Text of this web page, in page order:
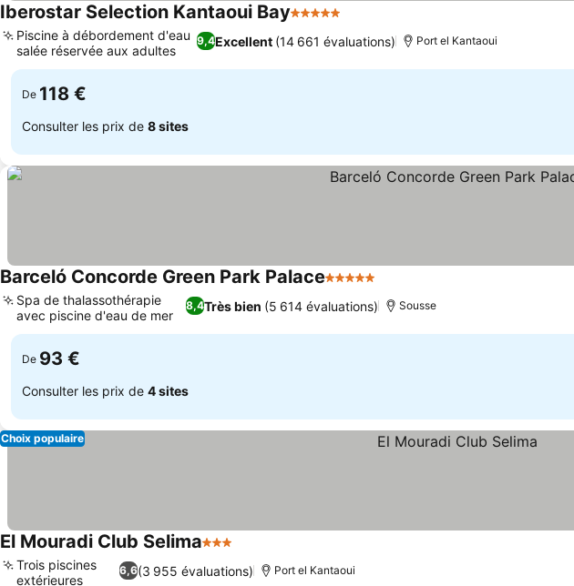
Iberostar Selection Kantaoui Bay5 Étoiles
9,4Excellent (14 661 évaluations)
Piscine à débordement d'eau
salée réservée aux adultes
Port el Kantaoui
De 118 €
Consulter les prix de 8 sites
Barceló Concorde Green Park Palace5 Étoiles
8,4Très bien (5 614 évaluations)
Spa de thalassothérapie
avec piscine d'eau de mer
Sousse
De 93 €
Consulter les prix de 4 sites
Choix populaire
El Mouradi Club Selima3 Étoiles
6,6(3 955 évaluations)
Trois piscines
extérieures
Port el Kantaoui